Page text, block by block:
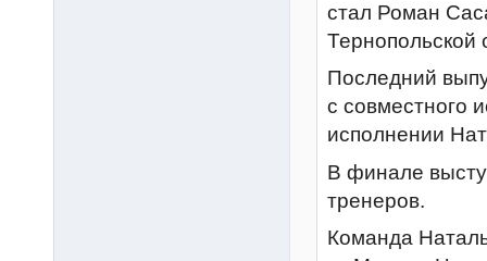
стал Роман
Тернопольской
Последний
с совместного
исполнении
В финале
тренеров.
Команда